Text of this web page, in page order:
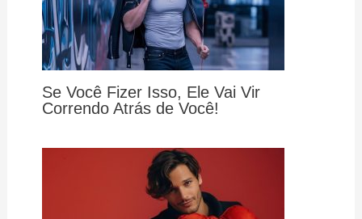
Se Você Fizer Isso, Ele Vai Vir
Correndo Atrás de Você!